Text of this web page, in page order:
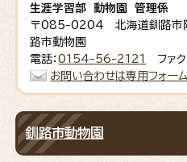
生涯学習部 動物園 管理係
〒085-0204 北海道釧路市
路市動物園
電話：0154-56-2121
ファ
お問い合わせは専用フォー
釧路市動物園